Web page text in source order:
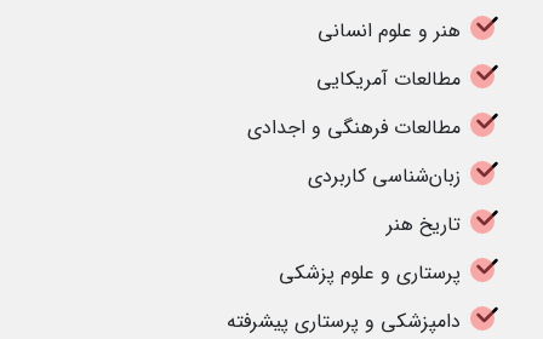
هنر و علوم انسانی
مطالعات آمریکایی
مطالعات فرهنگی و اجدادی
زبان‌شناسی کاربردی
تاریخ هنر
پرستاری و علوم پزشکی
دامپزشکی و پرستاری پیشرفته